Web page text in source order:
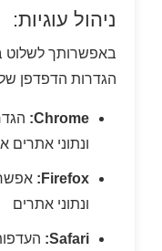
ניהול עוגיות:
באפשרותך לשלוט
הגדרות הדפדפן
Chrome:
ונתוני אתרים
Firefox:
ונתוני אתרים
Safari: